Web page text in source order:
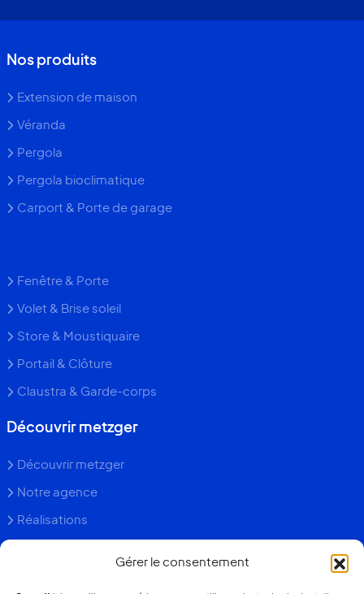
Gérer le consentement
Nos produits
Extension de maison
Véranda
Pergola
Pergola bioclimatique
Carport & Porte de garage
Fenêtre & Porte
Volet & Brise soleil
Store & Moustiquaire
Portail & Clôture
Claustra & Garde-corps
Découvrir metzger
Découvrir metzger
Notre agence
Réalisations